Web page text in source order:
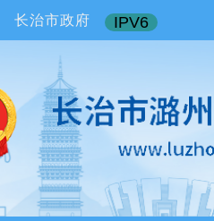
长治市政府 IPV6